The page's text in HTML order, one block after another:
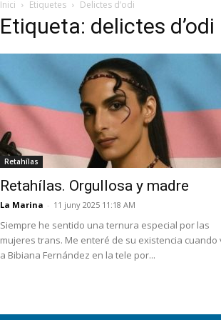
Inici Etiquetes Delictes d’odi
Etiqueta: delictes d’odi
Retahílas
Retahílas. Orgullosa y madre
La Marina - 11 juny 2025 11:18 AM
Siempre he sentido una ternura especial por las
mujeres trans. Me enteré de su existencia cuando
a Bibiana Fernández en la tele por...